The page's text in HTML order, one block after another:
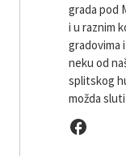
grada pod
i u raznim
gradovima
neku od
splitskog
možda